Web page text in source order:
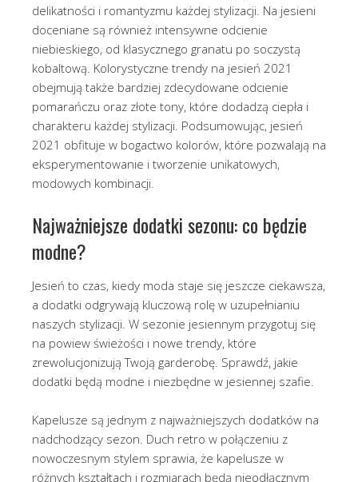
delikatności i romantyzmu każdej stylizacji. Na jesieni
doceniane są również intensywne odcienie
niebieskiego, od klasycznego granatu po soczystą
kobaltową. Kolorystyczne trendy na jesień 2021
obejmują także bardziej zdecydowane odcienie
pomarańczu oraz złote tony, które dodadzą ciepła i
charakteru każdej stylizacji. Podsumowując, jesień
2021 obfituje w bogactwo kolorów, które pozwalają na
eksperymentowanie i tworzenie unikatowych,
modowych kombinacji.
Najważniejsze dodatki sezonu: co będzie
modne?
Jesień to czas, kiedy moda staje się jeszcze ciekawsza,
a dodatki odgrywają kluczową rolę w uzupełnianiu
naszych stylizacji. W sezonie jesiennym przygotuj się
na powiew świeżości i nowe trendy, które
zrewolucjonizują Twoją garderobę. Sprawdź, jakie
dodatki będą modne i niezbędne w jesiennej szafie.
Kapelusze są jednym z najważniejszych dodatków na
nadchodzący sezon. Duch retro w połączeniu z
nowoczesnym stylem sprawia, że kapelusze w
różnych kształtach i rozmiarach będą nieodłącznym